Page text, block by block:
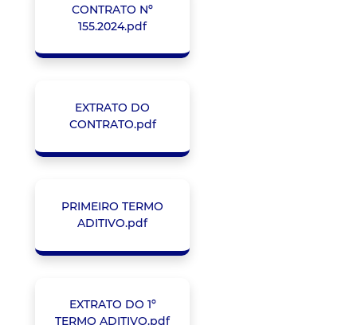
CONTRATO Nº
155.2024.pdf
EXTRATO DO
CONTRATO.pdf
PRIMEIRO TERMO
ADITIVO.pdf
EXTRATO DO 1º
TERMO ADITIVO.pdf